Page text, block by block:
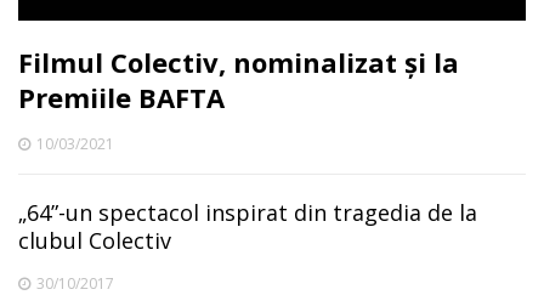
Filmul Colectiv, nominalizat și la
Premiile BAFTA
10/03/2021
„64”-un spectacol inspirat din tragedia de la
clubul Colectiv
30/10/2017